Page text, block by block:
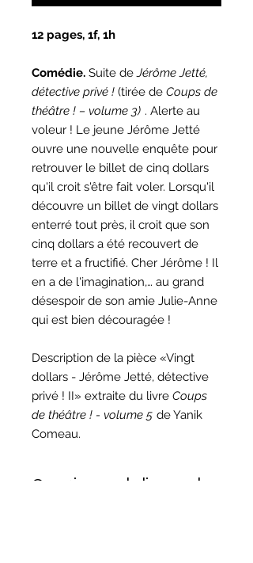
12 pages, 1f, 1h
Comédie. Suite deJérôme Jetté,
détective privé ! (tirée de Coups de
théâtre ! – volume 3) . Alerte au
voleur ! Le jeune Jérôme Jetté
ouvre une nouvelle enquête pour
retrouver le billet de cinq dollars
qu'il croit s'être fait voler. Lorsqu'il
découvre un billet de vingt dollars
enterré tout près, il croit que son
cinq dollars a été recouvert de
terre et a fructifié. Cher Jérôme ! Il
en a de l'imagination,… au grand
désespoir de son amie Julie-Anne
qui est bien découragée !
Description de la pièce «Vingt
dollars - Jérôme Jetté, détective
privé ! II» extraite du livre Coups
de théâtre ! - volume 5 de Yanik
Comeau.
Question sur la licence de